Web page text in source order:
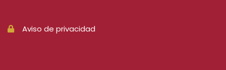
Aviso de privacidad